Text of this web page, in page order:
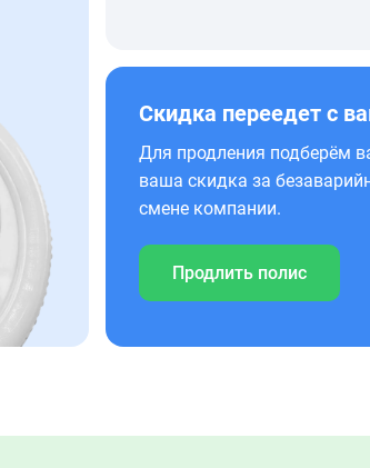
Скидка переедет с
Для продления подберём
ваша скидка за
смене компании.
Продлить полис